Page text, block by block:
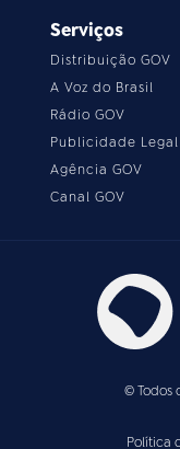
Serviços
Distribuição GOV
A Voz do Brasil
Rádio GOV
Publicidade Legal
Agência GOV
Canal GOV
© Todos
Política